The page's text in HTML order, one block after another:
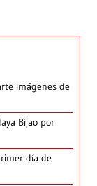
imágenes de
Bijao por
día de